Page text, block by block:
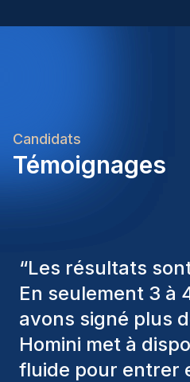
Candidats
Témoignages
“Les consultants
toujours pris en
divers critères
les bons
nous avons